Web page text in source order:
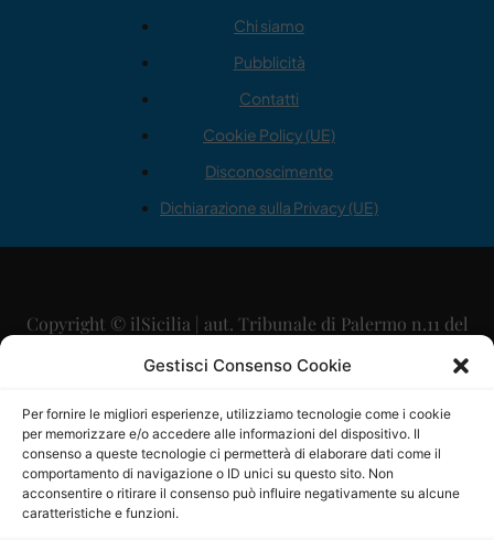
Gestisci Consenso Cookie
Per fornire le migliori esperienze, utilizziamo tecnologie come i cookie
per memorizzare e/o accedere alle informazioni del dispositivo. Il
consenso a queste tecnologie ci permetterà di elaborare dati come il
comportamento di navigazione o ID unici su questo sito. Non
acconsentire o ritirare il consenso può influire negativamente su alcune
caratteristiche e funzioni.
Chi siamo
Pubblicità
Contatti
Cookie Policy (UE)
Disconoscimento
Dichiarazione sulla Privacy (UE)
Copyright © ilSicilia | aut. Tribunale di Palermo n.11 del
29/09/2015
Direttore Editoriale: Maurizio Scaglione
Direttore Responsabile: Maria Calabrese